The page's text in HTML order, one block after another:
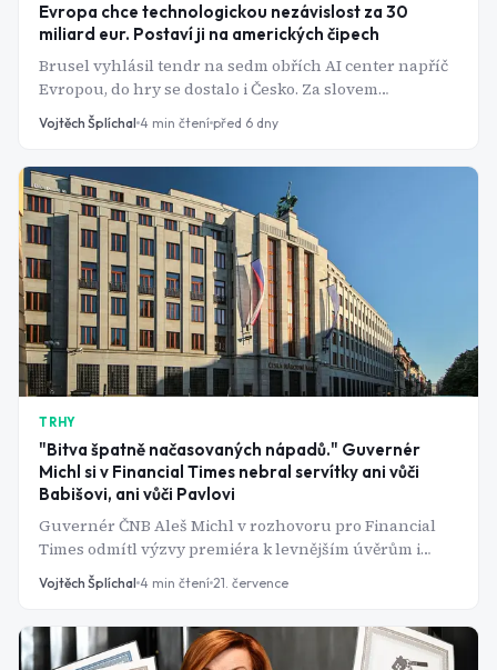
Evropa chce technologickou nezávislost za 30
miliard eur. Postaví ji na amerických čipech
Brusel vyhlásil tendr na sedm obřích AI center napříč
Evropou, do hry se dostalo i Česko. Za slovem
"suverenita" se ale skrývá jedna nepříjemná pravda.
Vojtěch Šplíchal 4 min čtení před 6 dny
TRHY
"Bitva špatně načasovaných nápadů." Guvernér
Michl si v Financial Times nebral servítky ani vůči
Babišovi, ani vůči Pavlovi
Guvernér ČNB Aleš Michl v rozhovoru pro Financial
Times odmítl výzvy premiéra k levnějším úvěrům i
snahu prezidenta o rychlé přijetí eura. Podle jeho slov
jde o "bitvu špatně načasovaných nápadů".
Vojtěch Šplíchal 4 min čtení 21. července